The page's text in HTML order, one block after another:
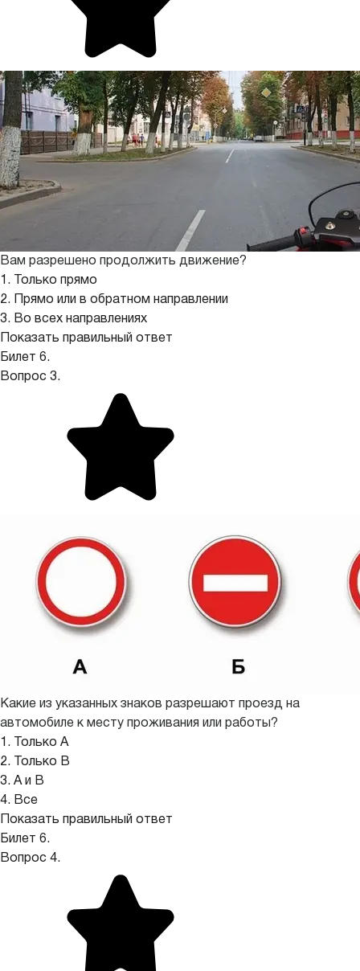
Вам разрешено продолжить движение?
1. Только прямо
2. Прямо или в обратном направлении
3. Во всех направлениях
Показать правильный ответ
Билет 6.
Вопрос 3.
Какие из указанных знаков разрешают проезд на
автомобиле к месту проживания или работы?
1. Только А
2. Только В
3. А и В
4. Все
Показать правильный ответ
Билет 6.
Вопрос 4.